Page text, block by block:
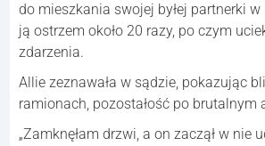
do mieszkania swojej byłej partnerki w
ją ostrzem około 20 razy, po czym
zdarzenia.
Allie zeznawała w sądzie, pokazując
ramionach, pozostałość po brutalnym
„Zamknęłam drzwi, a on zaczął w nie